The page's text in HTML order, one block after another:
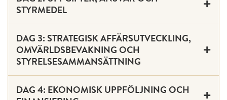
STYRMEDEL
DAG 3: STRATEGISK AFFÄRSUTVECKLING,
OMVÄRLDSBEVAKNING OCH
STYRELSESAMMANSÄTTNING
DAG 4: EKONOMISK UPPFÖLJNING OCH